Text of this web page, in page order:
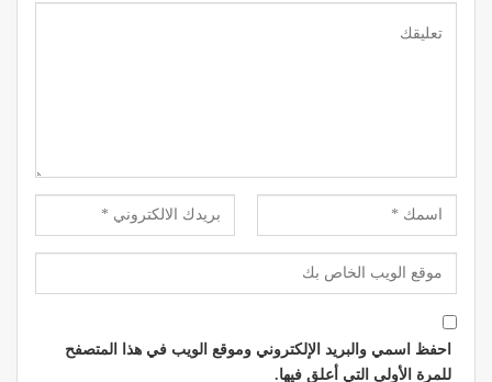
احفظ اسمي والبريد الإلكتروني وموقع الويب في هذا المتصفح
للمرة الأولى التي أعلق فيها.